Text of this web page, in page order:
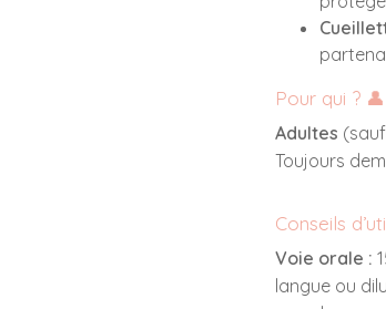
Pour qui ? 👤
Adultes
Toujours
Conseils
Voie orale :
langue ou